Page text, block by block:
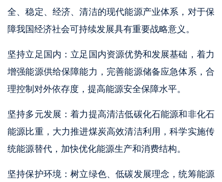
全、稳定、经济、清洁的现代能源产业体系，对于保
障我国经济社会可持续发展具有重要战略意义。
坚持立足国内：立足国内资源优势和发展基础，着力
增强能源供给保障能力，完善能源储备应急体系，合
理控制对外依存度，提高能源安全保障水平。
坚持多元发展：着力提高清洁低碳化石能源和非化石
能源比重，大力推进煤炭高效清洁利用，科学实施传
统能源替代，加快优化能源生产和消费结构。
坚持保护环境：树立绿色、低碳发展理念，统筹能源